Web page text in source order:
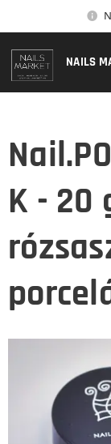
NAILS
K - 20